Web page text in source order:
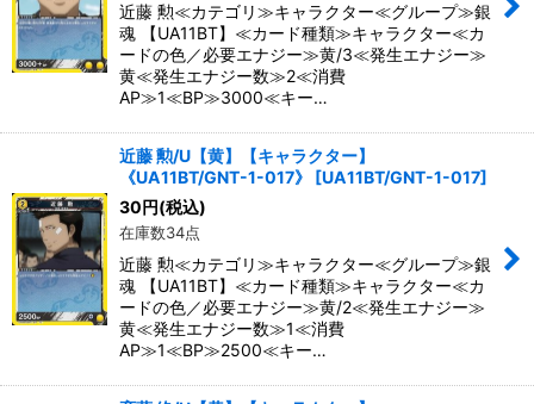
近藤 勲≪カテゴリ≫キャラクター≪グループ≫銀
魂 【UA11BT】≪カード種類≫キャラクター≪カ
ードの色／必要エナジー≫黄/3≪発生エナジー≫
黄≪発生エナジー数≫2≪消費
AP≫1≪BP≫3000≪キー…
近藤 勲/U【黄】【キャラクター】
《UA11BT/GNT-1-017》
[UA11BT/GNT-1-017]
30円(税込)
在庫数34点
近藤 勲≪カテゴリ≫キャラクター≪グループ≫銀
魂 【UA11BT】≪カード種類≫キャラクター≪カ
ードの色／必要エナジー≫黄/2≪発生エナジー≫
黄≪発生エナジー数≫1≪消費
AP≫1≪BP≫2500≪キー…